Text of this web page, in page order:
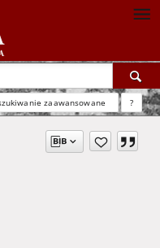
zaawansowane ?